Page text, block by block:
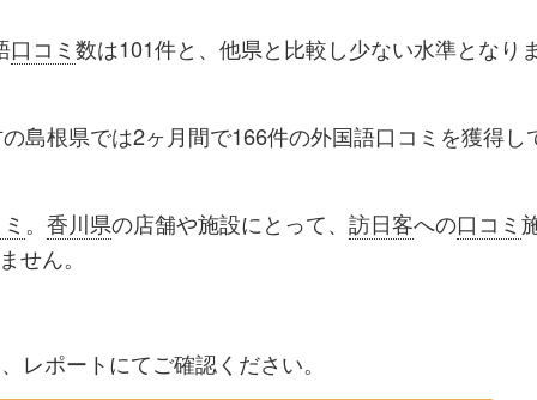
口コミ 数は101件と、他県と比較し少ない水準となり
島根県では2ヶ月間で166件の外国語口コミを獲得し
。 香川県の店舗や施設にとって、 訪日客への口コミ
せん。
レポートにてご確認ください。